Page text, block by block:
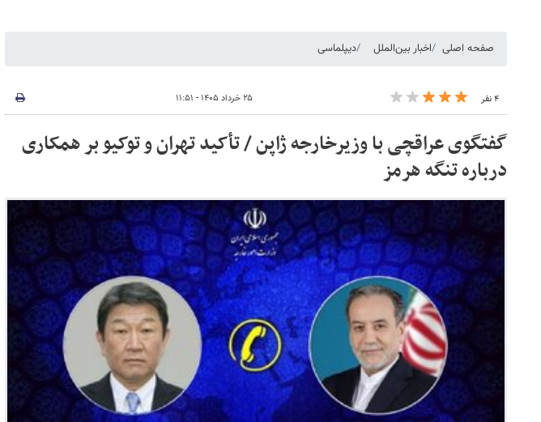
صفحه اصلی اخبار بین‌الملل دیپلماسی
۴ نفر ۲۵ خرداد ۱۴۰۵ - ۱۱:۵۱
گفتگوی عراقچی با وزیرخارجه ژاپن / تأکید تهران و توکیو بر همکاری
درباره تنگه هرمز